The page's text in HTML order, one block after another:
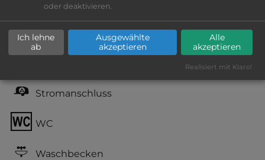
Geräuschkulisse: überwiegend ruhig
Grasgelände, Wiese
Stromanschluss
WC
Waschbecken
oder deaktivieren.
Ich lehne
ab
Ausgewählte
akzeptieren
Alle
akzeptieren
Realisiert mit Klaro!